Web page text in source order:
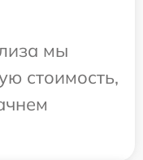
мы
стоимость,